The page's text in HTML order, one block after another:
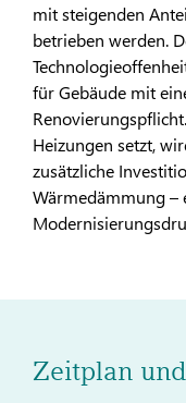
mit steigenden
betrieben werden.
für Gebäude mit
Heizungen setzt,
zusätzliche
Wärmedämmung
Zeitplan